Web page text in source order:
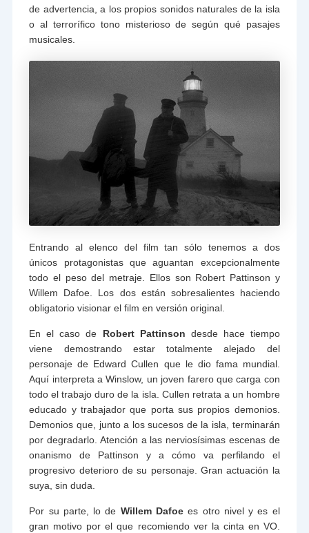
de advertencia, a los propios sonidos naturales de la isla
o al terrorífico tono misterioso de según qué pasajes
musicales.
Entrando al elenco del film tan sólo tenemos a dos
únicos protagonistas que aguantan excepcionalmente
todo el peso del metraje. Ellos son Robert Pattinson y
Willem Dafoe. Los dos están sobresalientes haciendo
obligatorio visionar el film en versión original.
En el caso de Robert Pattinson desde hace tiempo
viene demostrando estar totalmente alejado del
personaje de Edward Cullen que le dio fama mundial.
Aquí interpreta a Winslow, un joven farero que carga con
todo el trabajo duro de la isla. Cullen retrata a un hombre
educado y trabajador que porta sus propios demonios.
Demonios que, junto a los sucesos de la isla, terminarán
por degradarlo. Atención a las nerviosísimas escenas de
onanismo de Pattinson y a cómo va perfilando el
progresivo deterioro de su personaje. Gran actuación la
suya, sin duda.
Por su parte, lo de Willem Dafoe es otro nivel y es el
gran motivo por el que recomiendo ver la cinta en VO.